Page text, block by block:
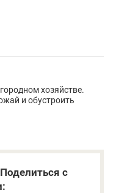
хозяйстве.
и обустроить
с